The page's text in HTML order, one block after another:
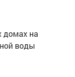
домах на
воды